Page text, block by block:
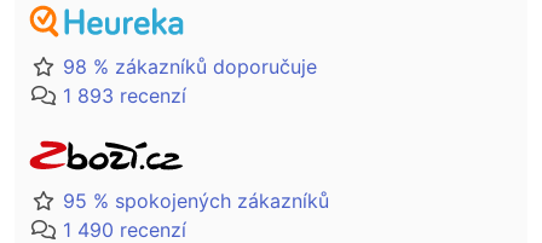
98 % zákazníků doporučuje
1 893 recenzí
95 % spokojených zákazníků
1 490 recenzí